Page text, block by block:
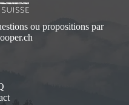
ou propositions par